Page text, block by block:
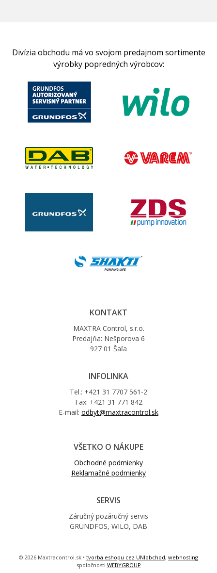
Divízia obchodu má vo svojom predajnom sortimente
výrobky popredných výrobcov:
KONTAKT
MAXTRA Control, s.r.o.
Predajňa: Nešporova 6
927 01 Šaľa
INFOLINKA
Tel.: +421 31 7707 561-2
Fax: +421 31 771 842
E-mail: odbyt@maxtracontrol.sk
VŠETKO O NÁKUPE
Obchodné podmienky
Reklamačné podmienky
SERVIS
Záručný pozáručný servis
GRUNDFOS, WILO, DAB
© 2026 Maxtracontrol.sk • tvorba eshopu cez UNIobchod, webhosting
spoločnosti WEBYGROUP